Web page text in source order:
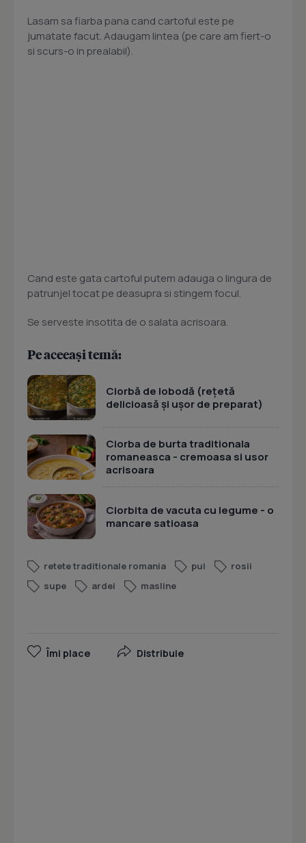
Lasam sa fiarba pana cand cartoful este pe
jumatate facut. Adaugam lintea (pe care am fiert-o
si scurs-o in prealabil).
Cand este gata cartoful putem adauga o lingura de
patrunjel tocat pe deasupra si stingem focul.
Se serveste insotita de o salata acrisoara.
Pe aceeași temă:
Ciorbă de lobodă (rețetă
delicioasă și ușor de preparat)
Ciorba de burta traditionala
romaneasca - cremoasa si usor
acrisoara
Ciorbita de vacuta cu legume - o
mancare satioasa
retete traditionale romania pui
rosii
supe
ardei masline
Îmi place Distribuie